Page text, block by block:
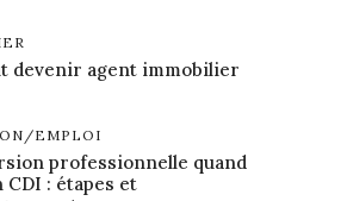
devenir agent immobilier
EMPLOI
professionnelle quand
CDI : étapes et